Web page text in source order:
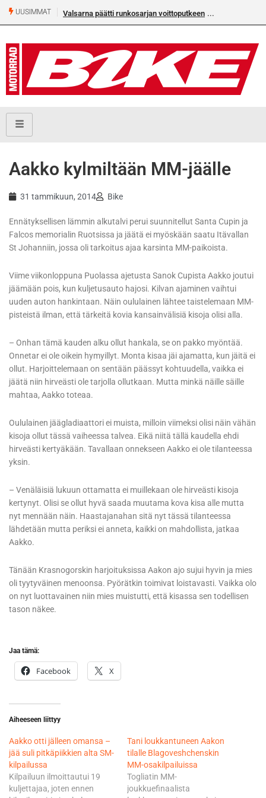
UUSIMMAT Valsarna päätti runkosarjan voittoputkeen
Aakko kylmiltään MM-jäälle
31 tammikuun, 2014 Bike
Ennätyksellisen lämmin alkutalvi perui suunnitellut Santa Cupin ja
Falcos memorialin Ruotsissa ja jäätä ei myöskään saatu Itävallan
St Johanniin, jossa oli tarkoitus ajaa karsinta MM-paikoista.
Viime viikonloppuna Puolassa ajetusta Sanok Cupista Aakko joutui
jäämään pois, kun kuljetusauto hajosi. Kilvan ajaminen vaihtui
uuden auton hankintaan. Näin oululainen lähtee taistelemaan MM-
pisteistä ilman, että tärkeitä kovia kansainvälisiä kisoja olisi alla.
– Onhan tämä kauden alku ollut hankala, se on pakko myöntää.
Onnetar ei ole oikein hymyillyt. Monta kisaa jäi ajamatta, kun jäitä ei
ollut. Harjoittelemaan on sentään päässyt kohtuudella, vaikka ei
jäätä niin hirveästi ole tarjolla ollutkaan. Mutta minkä näille säille
mahtaa, Aakko toteaa.
Oululainen jäägladiaattori ei muista, milloin viimeksi olisi näin vähän
kisoja ollut tässä vaiheessa talvea. Eikä niitä tällä kaudella ehdi
hirveästi kertyäkään. Tavallaan onnekseen Aakko ei ole tilanteessa
yksin.
– Venäläisiä lukuun ottamatta ei muillekaan ole hirveästi kisoja
kertynyt. Olisi se ollut hyvä saada muutama kova kisa alle mutta
nyt mennään näin. Haastajanahan sitä nyt tässä tilanteessa
lähdetään mutta periksi ei anneta, kaikki on mahdollista, jatkaa
Aakko.
Tänään Krasnogorskin harjoituksissa Aakon ajo sujui hyvin ja mies
oli tyytyväinen menoonsa. Pyörätkin toimivat loistavasti. Vaikka olo
on nyt luottavainen niin mies muistutti, että kisassa sen todellisen
tason näkee.
Jaa tämä:
Facebook X
Aiheeseen liittyy
Aakko otti jälleen omansa –
jää suli pitkäpiikkien alta SM-
kilpailussa
Kilpailuun ilmoittautui 19
kuljettajaa, joten ennen
Tani loukkantuneen Aakon
tilalle Blagoveshchenskin
MM-osakilpailuissa
Togliatin MM-
joukkuefinaalista